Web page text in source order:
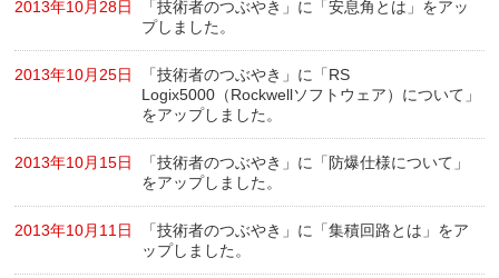
2013年10月28日
「技術者のつぶやき」に「安息角とは」をアッ
プしました。
2013年10月25日
「技術者のつぶやき」に「RS
Logix5000（Rockwellソフトウェア）について」
をアップしました。
2013年10月15日
「技術者のつぶやき」に「防爆仕様について」
をアップしました。
2013年10月11日
「技術者のつぶやき」に「集積回路とは」をア
ップしました。